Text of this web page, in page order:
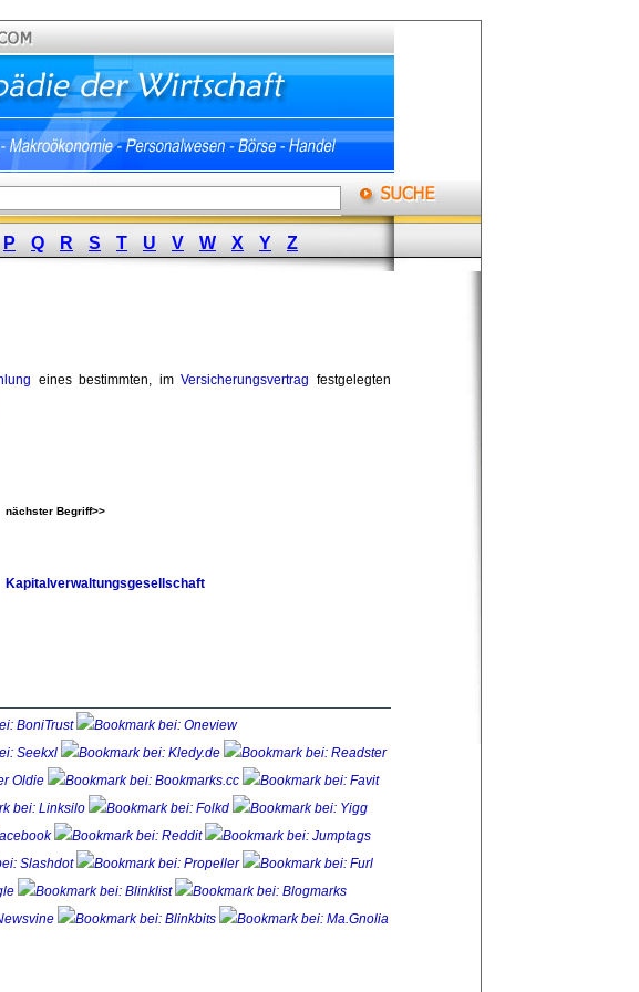
P Q R S T U V W X Y Z
eines bestimmten, im Versicherungsvertrag festgelegten
nächster Begriff>>
Kapitalverwaltungsgesellschaft